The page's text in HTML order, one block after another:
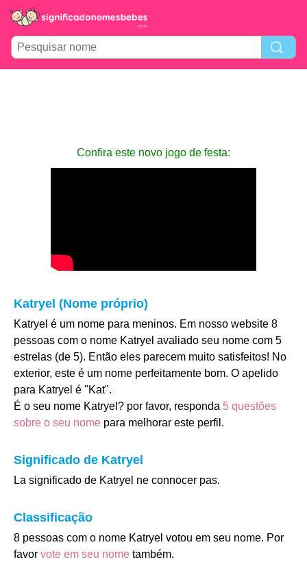
Confira este novo jogo de festa:
Katryel (Nome próprio)
Katryel é um nome para meninos. Em nosso website 8
pessoas com o nome Katryel avaliado seu nome com 5
estrelas (de 5). Então eles parecem muito satisfeitos! No
exterior, este é um nome perfeitamente bom. O apelido
para Katryel é "Kat".
É o seu nome Katryel? por favor, responda 5 questões
sobre o seu nome para melhorar este perfil.
Significado de Katryel
La significado de Katryel ne connocer pas.
Classificação
8 pessoas com o nome Katryel votou em seu nome. Por
favor vote em seu nome também.